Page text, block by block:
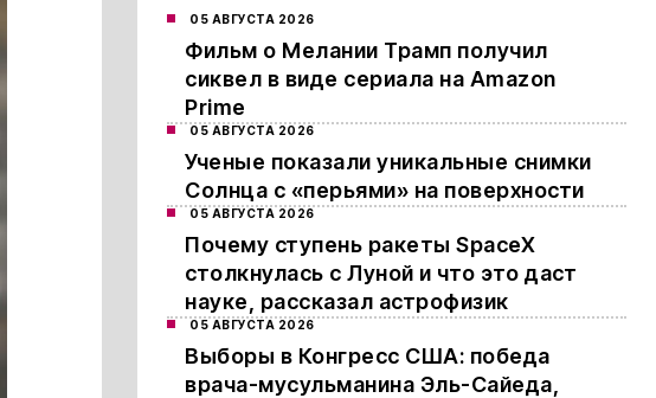
05 АВГУСТА 2026
Фильм о Мелании Трамп получил
сиквел в виде сериала на Amazon
Prime
05 АВГУСТА 2026
Ученые показали уникальные снимки
Солнца с «перьями» на поверхности
05 АВГУСТА 2026
Почему ступень ракеты SpaceX
столкнулась с Луной и что это даст
науке, рассказал астрофизик
05 АВГУСТА 2026
Выборы в Конгресс США: победа
врача-мусульманина Эль-Сайеда,